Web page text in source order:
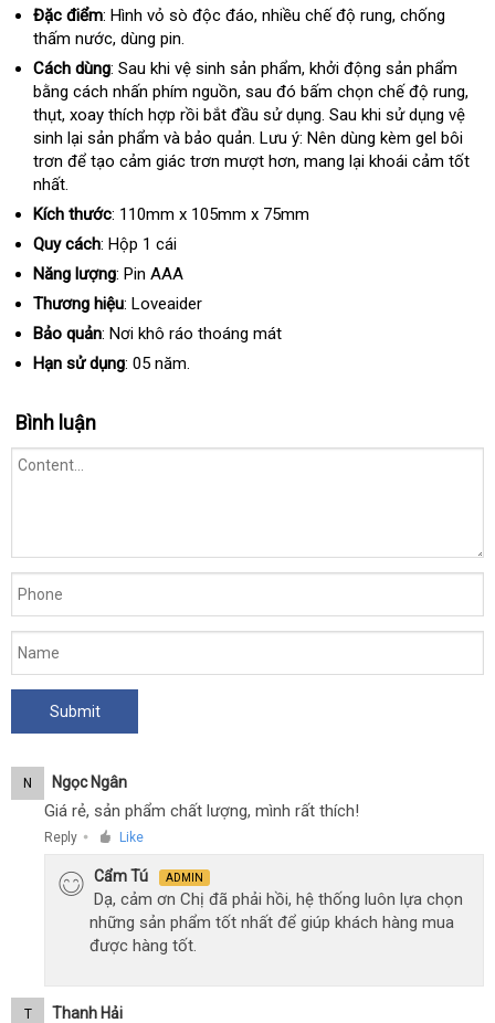
Đặc điểm: Hình vỏ sò độc đáogiá
, nhiều chế độ rungmua
, chống
thấm nướcĐức
, dùng pin.
Cách dùng: Sau khi vệ sinh sản phẩmhỗ
trợ
, khởi động sản phẩm
bằng cách nhấn phím nguồnrẻ
nhất
, sau đó bấm chọn chế độ rungsiêu
,
thụtđã
qua
sử
dụng
, xoay thích hợp rồi bắt đầu sử dụngđăng
ký
. Sau khi sử dụng vệ
sinh lại sản phẩm và bảo quảndịch
vụ
. Lưu ý: Nên dùng kèm gel bôi
trơn nhập
để tạo cảm giác trơn mượt hơnlắp
, mang lại khoái cảm tốt
nhất.
Kích thước: 110mm x 105mm x 75mm
Quy cách: Hộp 1 cái
Năng lượng: Pin AAA
Thương hiệu: Loveaider
Bảo quản: Nơi khô ráo thoáng mát
Hạn sử dụng: 05 năm.
Bình luận
N Ngọc Ngân
Giá rẻ, sản phẩm chất lượng, mình rất thích!
Reply ● Like
Cẩm Tú ADMIN
Dạ, cảm ơn Chị đã phải hồi, hệ thống luôn lựa chọn
những sản phẩm tốt nhất để giúp khách hàng mua
được hàng tốt.
T Thanh Hải